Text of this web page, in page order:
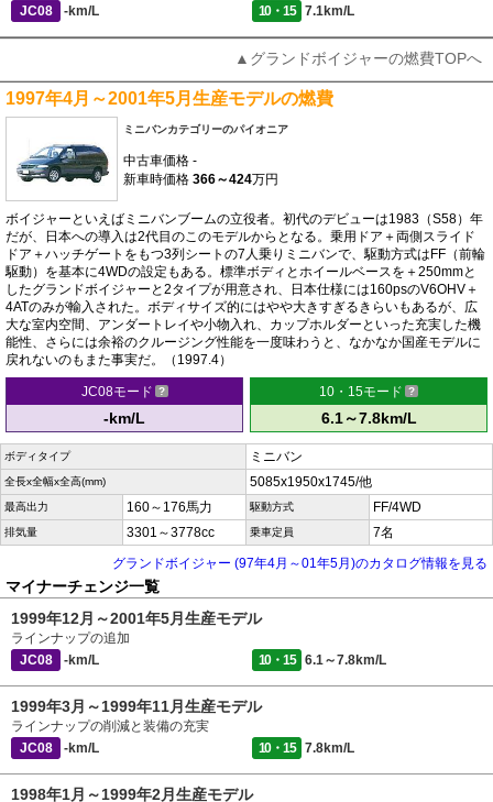
JC08
-km/L 10・15 7.1km/L
▲グランドボイジャーの燃費TOPへ
1997年4月～2001年5月生産モデルの燃費
ミニバンカテゴリーのパイオニア
中古車価格 -
新車時価格 366～424万円
ボイジャーといえばミニバンブームの立役者。初代のデビューは1983（S58）年
だが、日本への導入は2代目のこのモデルからとなる。乗用ドア＋両側スライド
ドア＋ハッチゲートをもつ3列シートの7人乗りミニバンで、駆動方式はFF（前輪
駆動）を基本に4WDの設定もある。標準ボディとホイールベースを＋250mmと
したグランドボイジャーと2タイプが用意され、日本仕様には160psのV6OHV＋
4ATのみが輸入された。ボディサイズ的にはやや大きすぎるきらいもあるが、広
大な室内空間、アンダートレイや小物入れ、カップホルダーといった充実した機
能性、さらには余裕のクルージング性能を一度味わうと、なかなか国産モデルに
戻れないのもまた事実だ。（1997.4）
JC08モード
-km/L
10・15モード
6.1～7.8km/L
ボディタイプ ミニバン
全長x全幅x全高(mm) 5085x1950x1745/他
最高出力 160～176馬力 駆動方式 FF/4WD
排気量 3301～3778cc 乗車定員
7名
グランドボイジャー (97年4月～01年5月)のカタログ情報を見る
マイナーチェンジ一覧
1999年12月～2001年5月生産モデル
ラインナップの追加
JC08
-km/L 10・15 6.1～7.8km/L
1999年3月～1999年11月生産モデル
ラインナップの削減と装備の充実
JC08
-km/L 10・15 7.8km/L
1998年1月～1999年2月生産モデル